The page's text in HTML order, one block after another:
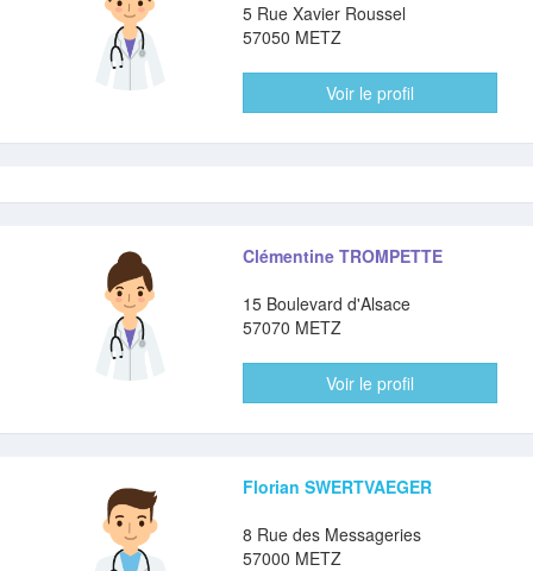
5 Rue Xavier Roussel
57050 METZ
Voir le profil
Clémentine TROMPETTE
15 Boulevard d'Alsace
57070 METZ
Voir le profil
Florian SWERTVAEGER
8 Rue des Messageries
57000 METZ